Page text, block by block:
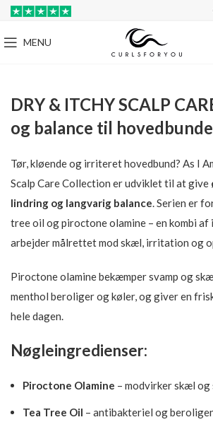
MENU
DRY & ITCHY SCALP
og balance til
Tør, kløende og irriteret hovedbund? As I
Scalp Care Collection er udviklet til at give
lindring og langvarig balance. Serien er
tree oil og piroctone olamine – en kombi af
arbejder målrettet mod skæl, irritation og
Piroctone olamine bekæmper svamp og
menthol beroliger og køler, og giver en
hele dagen.
Nøgleingredienser:
Piroctone Olamine – modvirker skæl og
Tea Tree Oil – antibakteriel og